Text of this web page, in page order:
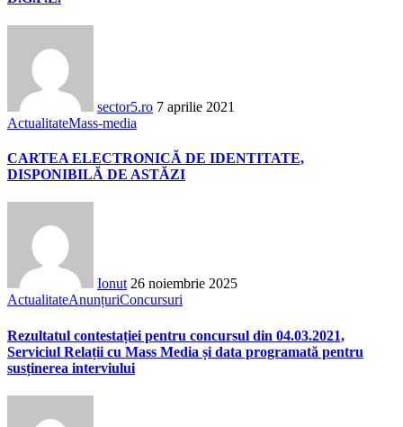
sector5.ro 7 aprilie 2021
ActualitateMass-media
CARTEA ELECTRONICĂ DE IDENTITATE,
DISPONIBILĂ DE ASTĂZI
Ionut 26 noiembrie 2025
ActualitateAnunțuriConcursuri
Rezultatul contestației pentru concursul din 04.03.2021,
Serviciul Relații cu Mass Media și data programată pentru
susținerea interviului